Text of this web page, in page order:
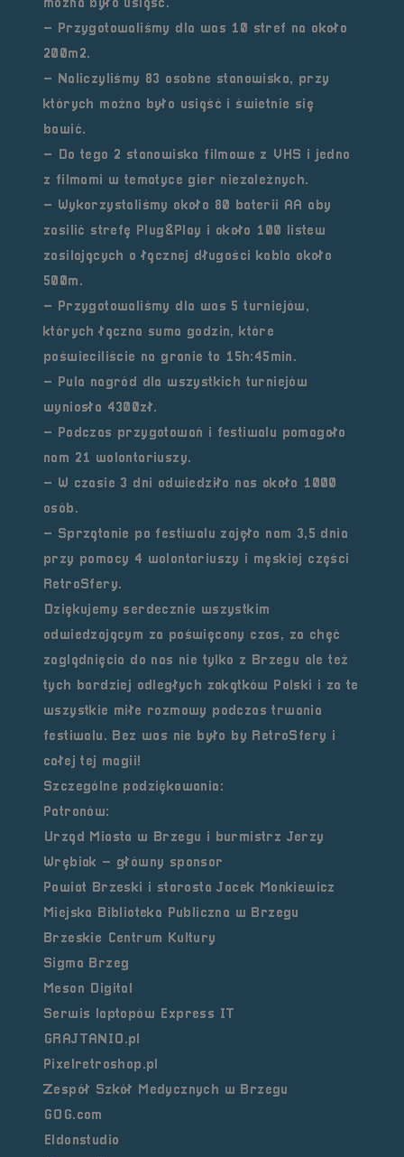
można było usiąść.
– Przygotowaliśmy dla was 10 stref na około
200m2.
– Naliczyliśmy 83 osobne stanowiska, przy
których można było usiąść i świetnie się
bawić.
– Do tego 2 stanowiska filmowe z VHS i jedno
z filmami w tematyce gier niezależnych.
– Wykorzystaliśmy około 80 baterii AA aby
zasilić strefę Plug&Play i około 100 listew
zasilających o łącznej długości kabla około
500m.
– Przygotowaliśmy dla was 5 turniejów,
których łączna suma godzin, które
poświeciliście na granie to 15h:45min.
– Pula nagród dla wszystkich turniejów
wyniosła 4300zł.
– Podczas przygotowań i festiwalu pomagało
nam 21 wolontariuszy.
– W czasie 3 dni odwiedziło nas około 1000
osób.
– Sprzątanie po festiwalu zajęło nam 3,5 dnia
przy pomocy 4 wolontariuszy i męskiej części
RetroSfery.
Dziękujemy serdecznie wszystkim
odwiedzającym za poświęcony czas, za chęć
zaglądnięcia do nas nie tylko z Brzegu ale też
tych bardziej odległych zakątków Polski i za te
wszystkie miłe rozmowy podczas trwania
festiwalu. Bez was nie było by RetroSfery i
całej tej magii!
Szczególne podziękowania:
Patronów:
Urząd Miasta w Brzegu i burmistrz Jerzy
Wrębiak – główny sponsor
Powiat Brzeski i starosta Jacek Monkiewicz
Miejska Biblioteka Publiczna w Brzegu
Brzeskie Centrum Kultury
Sigma Brzeg
Meson Digital
Serwis laptopów Express IT
GRAJTANIO.pl
Pixelretroshop.pl
Zespół Szkół Medycznych w Brzegu
GOG.com
Eldonstudio